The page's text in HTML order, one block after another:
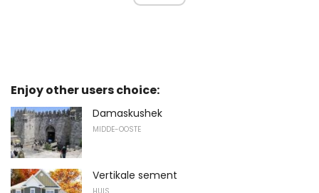
Enjoy other users choice:
Damaskushek
MIDDE-OOSTE
Vertikale sement